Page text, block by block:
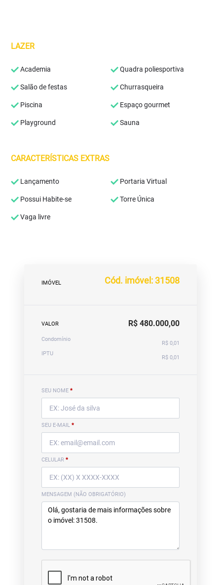
LAZER
Academia Quadra poliesportiva
Salão de festas Churrasqueira
Piscina Espaço gourmet
Playground Sauna
CARACTERÍSTICAS EXTRAS
Lançamento Portaria Virtual
Possui Habite-se Torre Única
Vaga livre
IMÓVEL Cód. imóvel: 31508
VALOR R$ 480.000,00
Condomínio
R$ 0,01
IPTU
R$ 0,01
SEU NOME *
SEU E-MAIL *
CELULAR *
MENSAGEM (NÃO OBRIGATÓRIO)